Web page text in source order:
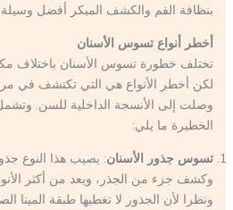
بنظافة الفم والكشف المبكر أفضل
أخطر أنواع تسوس الأسنان
تختلف خطورة تسوس الأسنان باختلاف
لكن أخطر الأنواع هي التي تكتشف في
وصلت إلى الأنسجة الداخلية للسن.
الخطيرة ما يلي:
تسوس جذور الأسنان: يصيب هذا النوع
وكشف جزء من الجذر، ويعد من أكثر
ونظرا لأن الجذور لا تغطيها طبقة المينا